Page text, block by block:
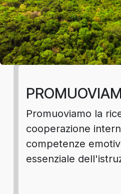
Promuoviamo la
cooperazione
competenze
essenziale